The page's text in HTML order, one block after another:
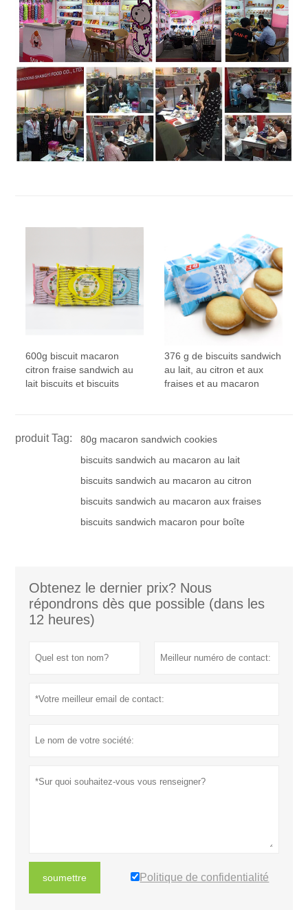
600g biscuit macaron
citron fraise sandwich au
lait biscuits et biscuits
376 g de biscuits sandwich
au lait, au citron et aux
fraises et au macaron
produit Tag:
80g macaron sandwich cookies
biscuits sandwich au macaron au lait
biscuits sandwich au macaron au citron
biscuits sandwich au macaron aux fraises
biscuits sandwich macaron pour boîte
Obtenez le dernier prix? Nous
répondrons dès que possible (dans les
12 heures)
soumettre Politique de confidentialité